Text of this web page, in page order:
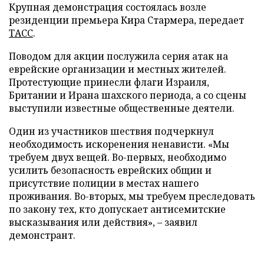
Крупная демонстрация состоялась возле
резиденции премьера Кира Стармера, передает
ТАСС.
Поводом для акции послужила серия атак на
еврейские организации и местных жителей.
Протестующие принесли флаги Израиля,
Британии и Ирана шахского периода, а со сцены
выступили известные общественные деятели.
Один из участников шествия подчеркнул
необходимость искоренения ненависти. «Мы
требуем двух вещей. Во-первых, необходимо
усилить безопасность еврейских общин и
присутствие полиции в местах нашего
проживания. Во-вторых, мы требуем преследовать
по закону тех, кто допускает антисемитские
высказывания или действия», – заявил
демонстрант.